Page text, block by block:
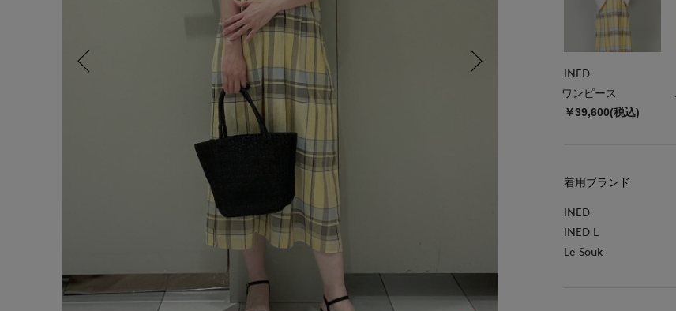
INED
ワンピース
￥39,600(税込)
着用ブランド
INED
INED L
Le Souk